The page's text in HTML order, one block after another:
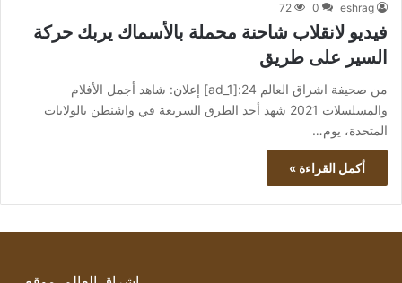
eshrag
0
72
فيديو لانقلاب شاحنة محملة بالأسماك يربك حركة
السير على طريق
من صحيفة اشراق العالم 24:[ad_1] إعلان: شاهد أجمل الأفلام
والمسلسلات 2021 شهد أحد الطرق السريعة في واشنطن بالولايات
المتحدة، يوم…
أكمل القراءة »